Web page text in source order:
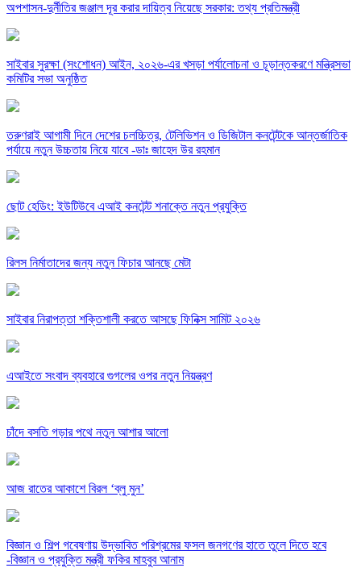
অপশাসন-দুর্নীতির জঞ্জাল দূর করার দায়িত্ব নিয়েছে সরকার: তথ্য প্রতিমন্ত্রী
সাইবার সুরক্ষা (সংশোধন) আইন, ২০২৬-এর খসড়া পর্যালোচনা ও চূড়ান্তকরণে মন্ত্রিসভা
কমিটির সভা অনুষ্ঠিত
তরুণরাই আগামী দিনে দেশের চলচ্চিত্র, টেলিভিশন ও ডিজিটাল কনটেন্টকে আন্তর্জাতিক
পর্যায়ে নতুন উচ্চতায় নিয়ে যাবে -ডাঃ জাহেদ উর রহমান
ছোট হেডিং: ইউটিউবে এআই কনটেন্ট শনাক্তে নতুন প্রযুক্তি
রিলস নির্মাতাদের জন্য নতুন ফিচার আনছে মেটা
সাইবার নিরাপত্তা শক্তিশালী করতে আসছে ফিনিক্স সামিট ২০২৬
এআইতে সংবাদ ব্যবহারে গুগলের ওপর নতুন নিয়ন্ত্রণ
চাঁদে বসতি গড়ার পথে নতুন আশার আলো
আজ রাতের আকাশে বিরল ‘ব্লু মুন’
বিজ্ঞান ও শিল্প গবেষণায় উদ্ভাবিত পরিশ্রমের ফসল জনগণের হাতে তুলে দিতে হবে
-বিজ্ঞান ও প্রযুক্তি মন্ত্রী ফকির মাহবুব আনাম